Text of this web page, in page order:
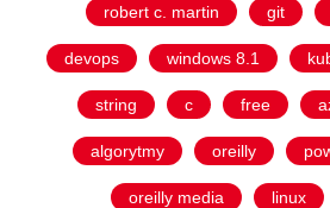
robert c. martin git
devops windows 8.1
string c free
algorytmy oreilly
oreilly media linux